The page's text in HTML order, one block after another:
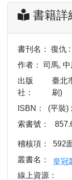
書籍詳
書刊名：
復仇
作者：
司馬, 中
出版
社：
臺北
刷)
ISBN：
(平裝)
索書號：
稽核項：
592
叢書名：
皇冠
線上資源：